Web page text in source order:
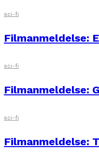
sci-fi
Filmanmeldelse:
sci-fi
Filmanmeldelse:
sci-fi
Filmanmeldelse: